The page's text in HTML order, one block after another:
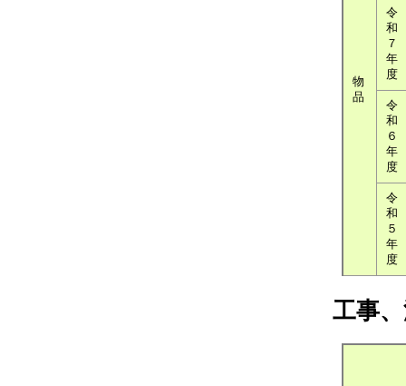
物
品
令
和
７
年
度
令
和
６
年
度
令
和
５
年
度
工事